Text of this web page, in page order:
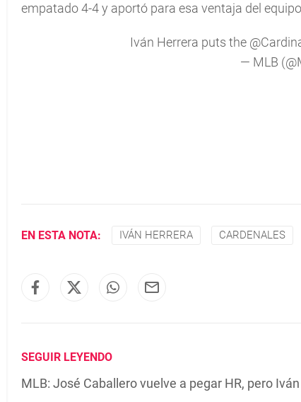
empatado 4-4 y aportó para esa ventaja del
Iván Herrera puts the
— MLB
EN ESTA NOTA: IVÁN HERRERA CARDENALES
SEGUIR LEYENDO
MLB: José Caballero vuelve a pegar HR, pero